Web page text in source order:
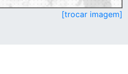
[trocar imagem]